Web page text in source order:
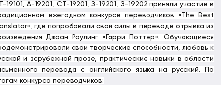
19101, А-19201, СТ-19201, З-19201, З-19202 приняли участие в
ежегодном конкурсе переводчиков «The Best
где попробовали свои силы в переводе отрывка из
Джоан Роулинг «Гарри Поттер». Обучающиеся
свои творческие способности, любовь к
и зарубежной прозе, практические навыки в области
перевода с английского языка на русский. По
конкурса переводчиков: